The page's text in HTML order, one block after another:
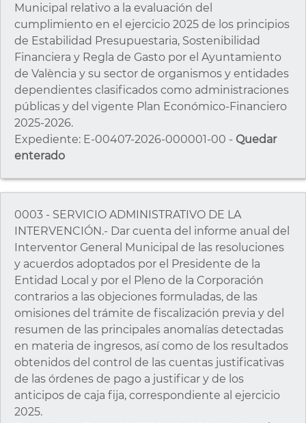
Municipal relativo a la evaluación del
cumplimiento en el ejercicio 2025 de los principios
de Estabilidad Presupuestaria, Sostenibilidad
Financiera y Regla de Gasto por el Ayuntamiento
de València y su sector de organismos y entidades
dependientes clasificados como administraciones
públicas y del vigente Plan Económico-Financiero
2025-2026.
Expediente: E-00407-2026-000001-00 - Quedar
enterado
0003 - SERVICIO ADMINISTRATIVO DE LA
INTERVENCIÓN.- Dar cuenta del informe anual del
Interventor General Municipal de las resoluciones
y acuerdos adoptados por el Presidente de la
Entidad Local y por el Pleno de la Corporación
contrarios a las objeciones formuladas, de las
omisiones del trámite de fiscalización previa y del
resumen de las principales anomalías detectadas
en materia de ingresos, así como de los resultados
obtenidos del control de las cuentas justificativas
de las órdenes de pago a justificar y de los
anticipos de caja fija, correspondiente al ejercicio
2025.